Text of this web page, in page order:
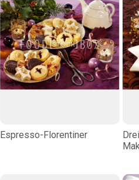
Espresso-Florentiner